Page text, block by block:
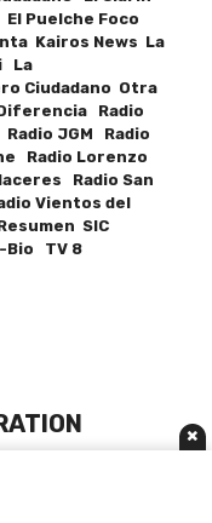
Puelche Foco
Kairos News La
La
Ciudadano Otra
Radio
JGM Radio
Radio Lorenzo
Radio San
Vientos del
SIC
Bio TV 8
×